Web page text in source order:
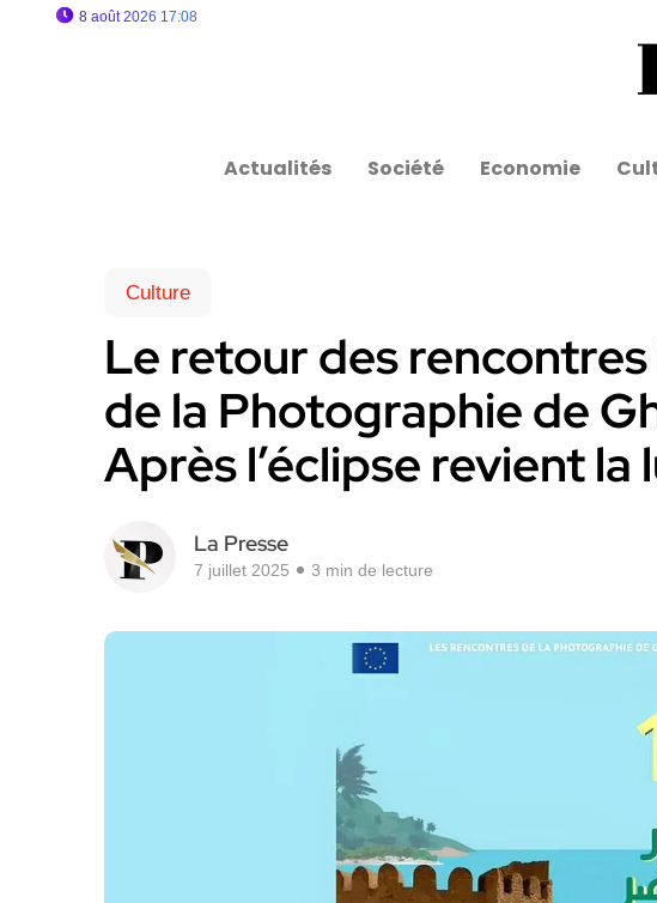
8 août 2026 17:08
Actualités Société Economie
Culture
Le retour des
de la Photographie de
Après l’éclipse revient la
La Presse
7 juillet 2025 3 min de lecture